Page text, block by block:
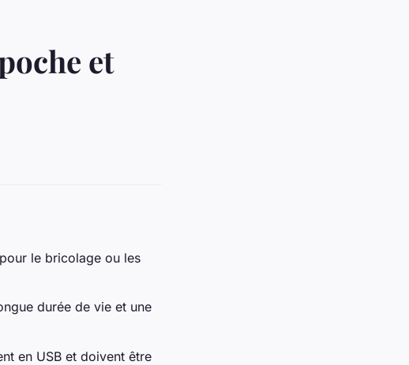
et
le bricolage ou les
durée de vie et une
en USB et doivent être